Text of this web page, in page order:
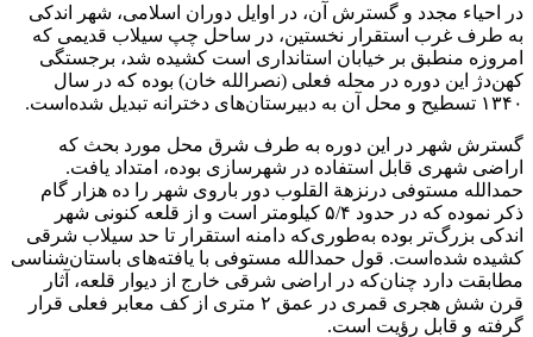
در احیاء مجدد و گسترش آن، در اوایل دوران اسلامی، شهر اندکی
به طرف غرب استقرار نخستین، در ساحل چپ سیلاب قدیمی که
امروزه منطبق بر خیابان استانداری است کشیده شد، برجستگی
کهن‌دژ این دوره در محله فعلی (نصرالله خان) بوده که در سال
۱۳۴۰ تسطیح و محل آن به دبیرستان‌های دخترانه تبدیل شده‌است.
گسترش شهر در این دوره به طرف شرق محل مورد بحث که
اراضی شهری قابل استفاده در شهرسازی بوده، امتداد یافت.
حمدالله مستوفی درنزهة القلوب دور باروی شهر را ده هزار گام
ذکر نموده که در حدود ۵/۴ کیلومتر است و از قلعه کنونی شهر
اندکی بزرگ‌تر بوده به‌طوری‌که دامنه استقرار تا حد سیلاب شرقی
کشیده شده‌است. قول حمدالله مستوفی با یافته‌های باستان‌شناسی
مطابقت دارد چنان‌که در اراضی شرقی خارج از دیوار قلعه، آثار
قرن شش هجری قمری در عمق ۲ متری از کف معابر فعلی قرار
گرفته و قابل رؤیت است.